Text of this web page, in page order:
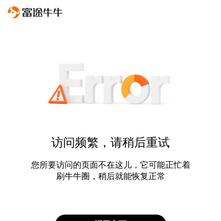
访问频繁，请稍后重试
您所要访问的页面不在这儿，它可能正忙着
刷牛牛圈，稍后就能恢复正常